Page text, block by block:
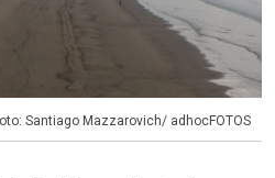
Santiago Mazzarovich/ adhocFOTOS